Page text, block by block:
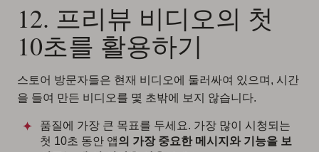
12. 프리뷰 비디오의 첫
10초를 활용하기
스토어 방문자들은 현재 비디오에 둘러싸여 있으며, 시간
을 들여 만든 비디오를 몇 초밖에 보지 않습니다.
품질에 가장 큰 목표를 두세요. 가장 많이 시청되는
첫 10초 동안 앱의 가장 중요한 메시지와 기능을 보